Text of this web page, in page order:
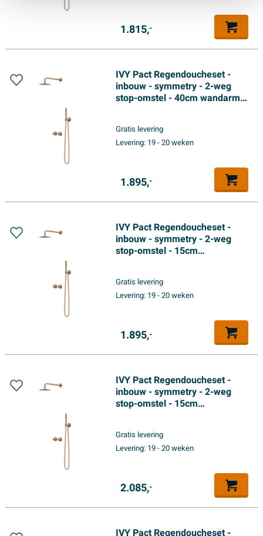
1.815,-
IVY Pact Regendoucheset -
inbouw - symmetry - 2-weg
stop-omstel - 40cm wandarm -
doucheslang - 3-standen
handdouche - Geborsteld mat
Gratis levering
Levering: 19 - 20 weken
1.895,-
IVY Pact Regendoucheset -
inbouw - symmetry - 2-weg
stop-omstel - 15cm
uitlaat - 150cm doucheslang -
3-standen handdouche -
Gratis levering
Levering: 19 - 20 weken
1.895,-
IVY Pact Regendoucheset -
inbouw - symmetry - 2-weg
stop-omstel - 15cm
uitlaat - 150cm doucheslang -
3-standen handdouche -
Gratis levering
Levering: 19 - 20 weken
2.085,-